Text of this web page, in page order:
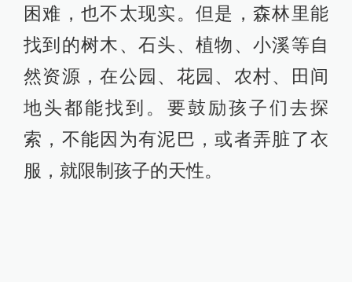
困难，也不太现实。但是，森林里能
找到的树木、石头、植物、小溪等自
然资源，在公园、花园、农村、田间
地头都能找到。要鼓励孩子们去探
索，不能因为有泥巴，或者弄脏了衣
服，就限制孩子的天性。